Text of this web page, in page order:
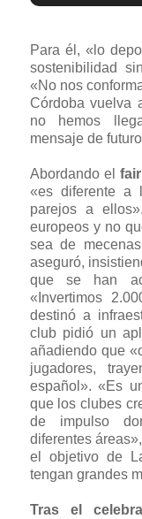
Para él, «lo
sostenibilidad
«No nos
Córdoba vuelva
no hemos
mensaje de
Abordando el
«es diferente a
parejos a
europeos y no
sea de
aseguró,
que se han
«Invertimos
destinó a
club pidió un
añadiendo que
jugadores,
español». «Es
que los clubes
de impulso
diferentes
el objetivo de
tengan grandes
Tras el